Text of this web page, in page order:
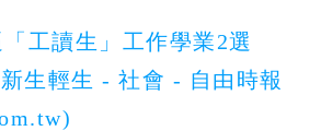
工讀生」工作學業2選
生輕生 - 社會 - 自由時報